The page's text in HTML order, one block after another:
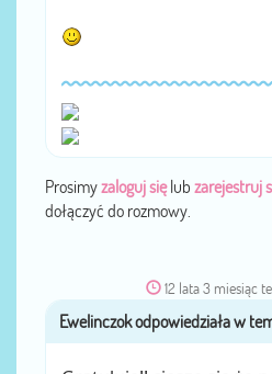
Prosimyzaloguj sięlub zarejestruj
dołączyć do rozmowy.
12 lata 3 miesiąc
przez